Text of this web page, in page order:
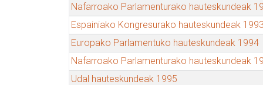
Nafarroako Parlamenturako hauteskundeak
Espainiako Kongresurako hauteskundeak 1993
Europako Parlamentuko hauteskundeak 1994
Nafarroako Parlamenturako hauteskundeak
Udal hauteskundeak 1995